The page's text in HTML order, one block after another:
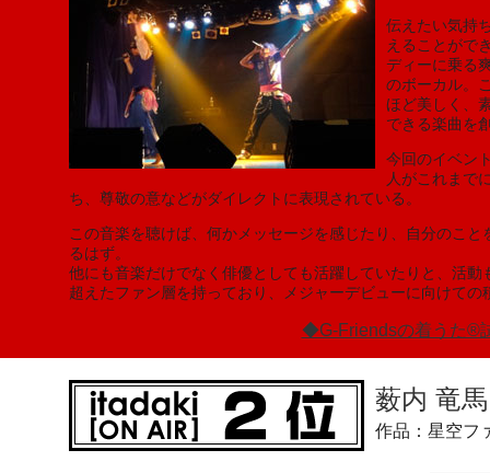
伝えたい気持
えることがで
ディーに乗る
のボーカル。
ほど美しく、
できる楽曲を
今回のイベン
人がこれまで
ち、尊敬の意などがダイレクトに表現されている。
この音楽を聴けば、何かメッセージを感じたり、自分のこ
るはず。
他にも音楽だけでなく俳優としても活躍していたりと、活
超えたファン層を持っており、メジャーデビューに向けて
◆G-Friendsの着うた®
薮内 竜
作品：星空